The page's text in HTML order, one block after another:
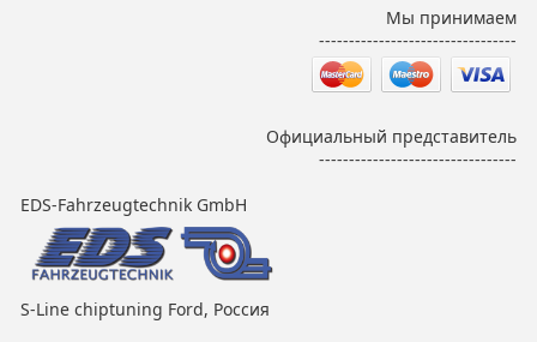
Мы принимаем
---------------------------------
Официальный представитель
---------------------------------
EDS-Fahrzeugtechnik GmbH
S-Line chiptuning Ford, Россия